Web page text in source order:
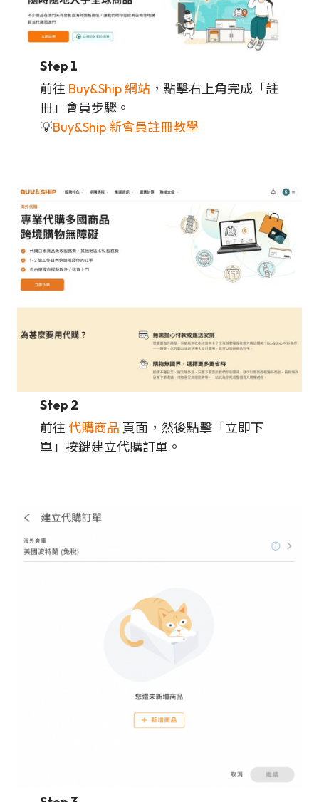
Step 1
前往 Buy&Ship 網站 ，點擊右上角完成「註
冊」會員步驟。
💡Buy&Ship 新會員註冊教學
Step 2
前往 代購商品 頁面，然後點擊「立即下
單」按鍵建立代購訂單。